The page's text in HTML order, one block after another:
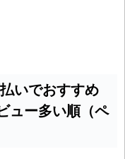
いでおすすめ
ュー多い順（ペ